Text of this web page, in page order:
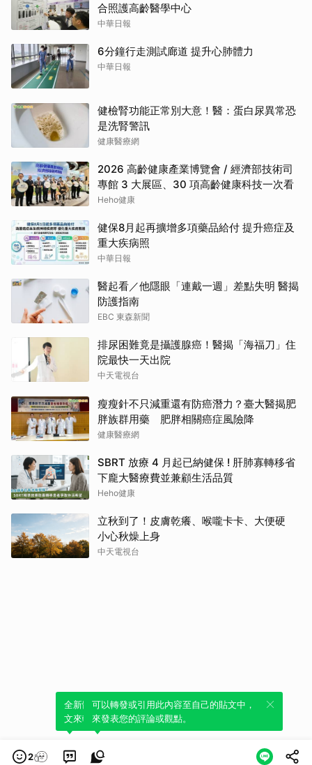
合照護高齡醫學中心
中華日報
6分鐘行走測試廊道 提升心肺體力
中華日報
健檢腎功能正常別大意！醫：蛋白尿異常恐
是洗腎警訊
健康醫療網
2026 高齡健康產業博覽會 / 經濟部技術司
專館 3 大展區、30 項高齡健康科技一次看
Heho健康
健保8月起再擴增多項藥品給付 提升癌症及
重大疾病照
中華日報
醫起看／他隱眼「連戴一週」差點失明 醫揭
防護指南
EBC 東森新聞
排尿困難竟是攝護腺癌！醫揭「海福刀」住
院最快一天出院
中天電視台
瘦瘦針不只減重還有防癌潛力？臺大醫揭肥
胖族群用藥 肥胖相關癌症風險降
健康醫療網
SBRT 放療 4 月起已納健保 ! 肝肺寡轉移省
下龐大醫療費並兼顧生活品質
Heho健康
立秋到了！皮膚乾癢、喉嚨卡卡、大便硬
小心秋燥上身
中天電視台
2
全新體驗！一鍵引用此內容，透過發布貼
文來輕鬆表達個人立場。
可以轉發或引用此內容至自己的貼文中，
來發表您的評論或觀點。